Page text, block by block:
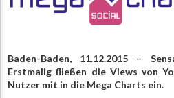
Baden-Baden, 11.12.2015 –
Erstmalig fließen die Views von
Nutzer mit in die Mega Charts ein.